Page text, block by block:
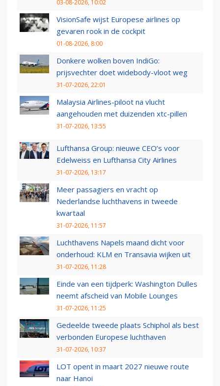
03-08-2026, 10:02
VisionSafe wijst Europese airlines op
gevaren rook in de cockpit
01-08-2026, 8:00
Donkere wolken boven IndiGo:
prijsvechter doet widebody-vloot weg
31-07-2026, 22:01
Malaysia Airlines-piloot na vlucht
aangehouden met duizenden xtc-pillen
31-07-2026, 13:55
Lufthansa Group: nieuwe CEO’s voor
Edelweiss en Lufthansa City Airlines
31-07-2026, 13:17
Meer passagiers en vracht op
Nederlandse luchthavens in tweede
kwartaal
31-07-2026, 11:57
Luchthavens Napels maand dicht voor
onderhoud: KLM en Transavia wijken uit
31-07-2026, 11:28
Einde van een tijdperk: Washington Dulles
neemt afscheid van Mobile Lounges
31-07-2026, 11:25
Gedeelde tweede plaats Schiphol als best
verbonden Europese luchthaven
31-07-2026, 10:37
LOT opent in maart 2027 nieuwe route
naar Hanoi